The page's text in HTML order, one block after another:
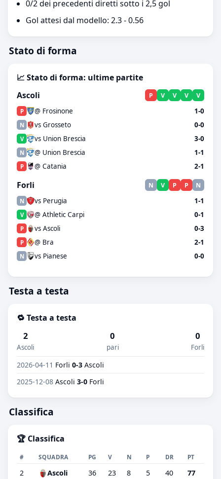
0/2 dei precedenti diretti sotto i 2,5 gol
Gol attesi dal modello: 2.3 - 0.56
Stato di forma
📈 Stato di forma: ultime partite
Ascoli
P V V V V
P @ Frosinone 1-0
N vs Grosseto 0-0
V vs Union Brescia 3-0
N @ Union Brescia 1-1
P @ Catania 2-1
Forli N V P P N
N vs Perugia 1-1
V @ Athletic Carpi 0-1
P vs Ascoli 0-3
P @ Bra 2-1
N vs Pianese 0-0
Testa a testa
🔁 Testa a testa
2
Ascoli
0
pari
0
Forli
2026-04-11 Forli 0-3 Ascoli
2025-12-08 Ascoli 3-0 Forli
Classifica
🏆 Classifica
# SQUADRA PG V N P DR PT
2 Ascoli 36 23 8 5 40 77